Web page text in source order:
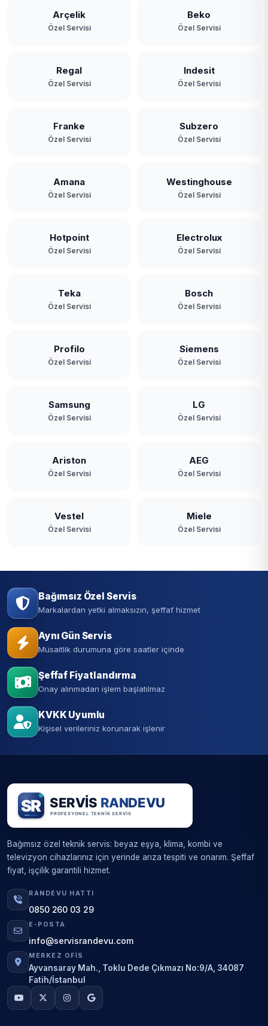
Arçelik
Özel Servisi
Beko
Özel Servisi
Regal
Özel Servisi
Indesit
Özel Servisi
Franke
Özel Servisi
Subzero
Özel Servisi
Amana
Özel Servisi
Westinghouse
Özel Servisi
Hotpoint
Özel Servisi
Electrolux
Özel Servisi
Teka
Özel Servisi
Bosch
Özel Servisi
Profilo
Özel Servisi
Siemens
Özel Servisi
Samsung
Özel Servisi
LG
Özel Servisi
Ariston
Özel Servisi
AEG
Özel Servisi
Vestel
Özel Servisi
Miele
Özel Servisi
Bağımsız Özel Servis
Markalardan yetki almaksızın, şeffaf hizmet
Aynı Gün Servis
Müsaitlik durumuna göre saatler içinde
Şeffaf Fiyatlandırma
Onay alınmadan işlem başlatılmaz
KVKK Uyumlu
Kişisel verileriniz korunarak işlenir
Bağımsız özel teknik servis: beyaz eşya, klima, kombi ve
televizyon cihazlarınız için yerinde arıza tespiti ve onarım. Şeffaf
fiyat, işçilik garantili hizmet.
RANDEVU HATTI
0850 260 03 29
E-POSTA
info@servisrandevu.com
MERKEZ OFIS
Ayvansaray Mah., Toklu Dede Çıkmazı No:9/A, 34087
Fatih/İstanbul